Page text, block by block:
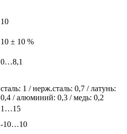
10
10 ± 10 %
0…8,1
сталь: 1 / нерж.сталь: 0,7 / латунь:
0,4 / алюминий: 0,3 / медь: 0,2
1…15
-10…10